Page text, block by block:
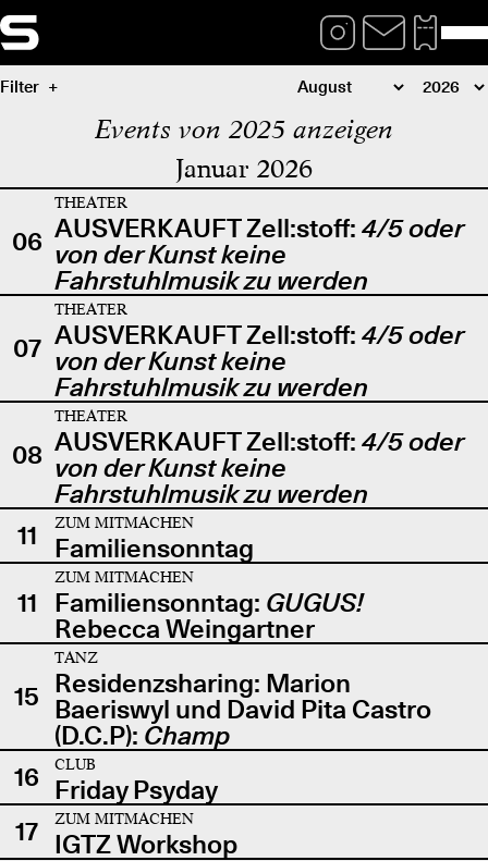
Filter
Events von 2025 anzeigen
Januar 2026
06
THEATER
AUSVERKAUFT Zell:stoff: 4/5 oder
von der Kunst keine
Fahrstuhlmusik zu werden
07
THEATER
AUSVERKAUFT Zell:stoff: 4/5 oder
von der Kunst keine
Fahrstuhlmusik zu werden
08
THEATER
AUSVERKAUFT Zell:stoff: 4/5 oder
von der Kunst keine
Fahrstuhlmusik zu werden
11
ZUM MITMACHEN
Familiensonntag
11
ZUM MITMACHEN
Familiensonntag: GUGUS!
Rebecca Weingartner
15
TANZ
Residenzsharing: Marion
Baeriswyl und David Pita Castro
(D.C.P): Champ
16
CLUB
Friday Psyday
17
ZUM MITMACHEN
IGTZ Workshop